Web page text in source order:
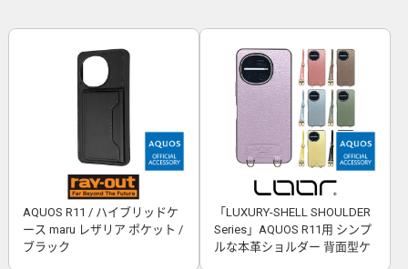
AQUOS R11 / ハイブリッドケ
ース maru レザリア ポケット /
ブラック
「LUXURY-SHELL SHOULDER
Series」AQUOS R11用 シンプ
ルな本革ショルダー 背面型ケ